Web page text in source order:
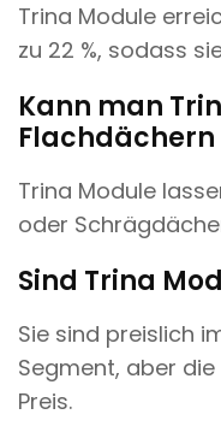
Trina Module
zu 22 %, sodass
Kann man
Trina Module
oder
Sind Trina
Sie sind preislich
Segment, aber
Preis.